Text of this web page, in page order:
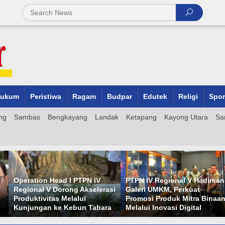
Peristiwa Ragam Budpar Edutek Religi
Sambas Bengkayang Landak Ketapang Kayong Utara
PTPN IV Regional V Hadirkan
Galeri UMKM, Perkuat
Promosi Produk Mitra Binaan
Melalui Inovasi Digital
Proyek Turap di Gang
Bentasan II Pontianak Utara
Disorot, Dibangun di Atas
Lahan Gambut Tanpa Parit